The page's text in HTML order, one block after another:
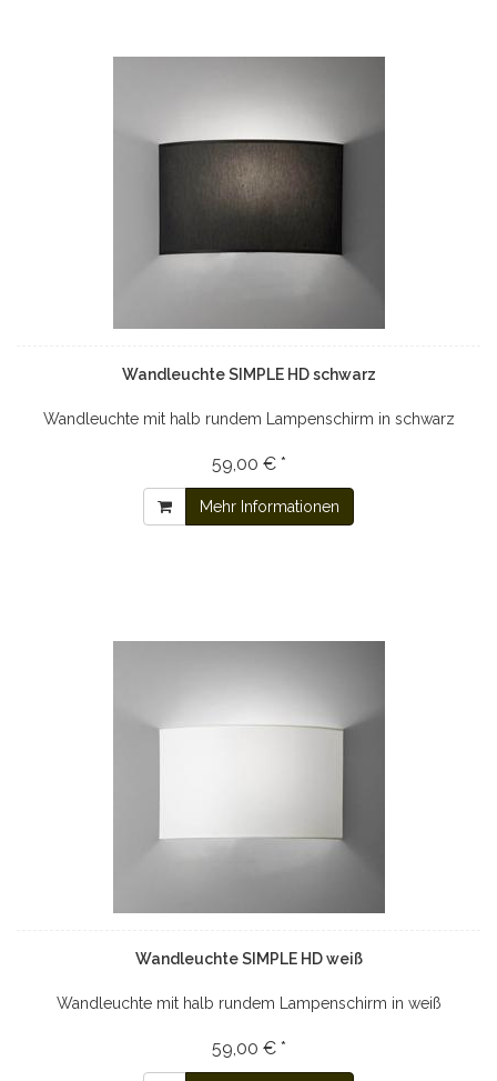
Wandleuchte SIMPLE HD schwarz
Wandleuchte mit halb rundem Lampenschirm in schwarz
59,00 € *
Mehr Informationen
Wandleuchte SIMPLE HD weiß
Wandleuchte mit halb rundem Lampenschirm in weiß
59,00 € *